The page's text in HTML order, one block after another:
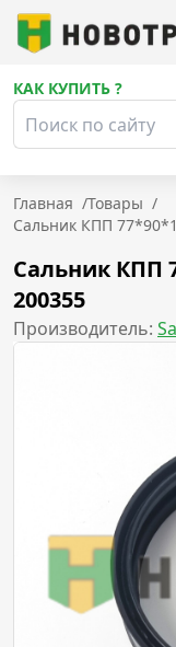
КАК КУПИТЬ ?
Главная /Товары /
Сальник КПП
Сальник КПП
200355
Производитель: